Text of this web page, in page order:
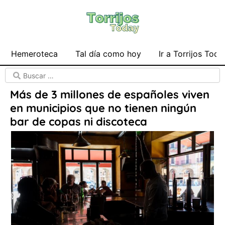
Hemeroteca Tal día como hoy Ir a Torrijos
Más de 3 millones de españoles viven
en municipios que no tienen ningún
bar de copas ni discoteca